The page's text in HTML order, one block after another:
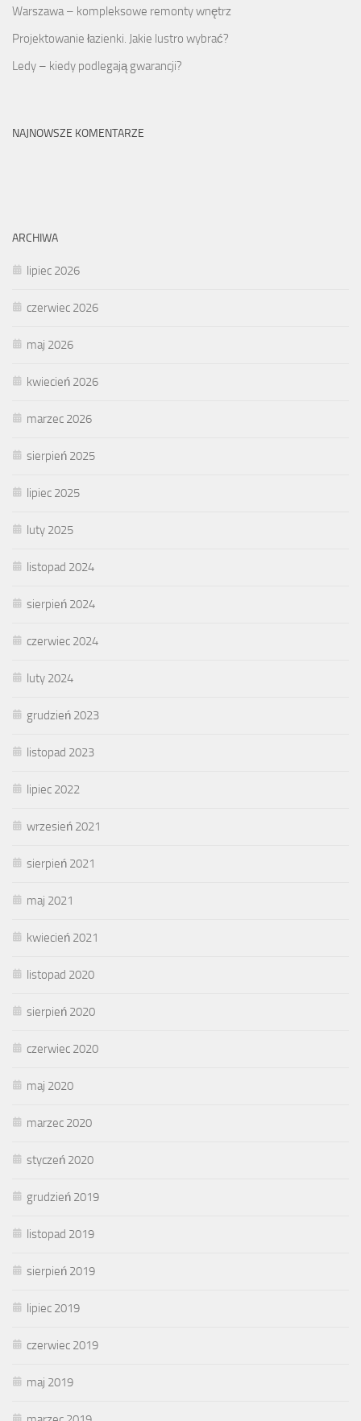
Warszawa – kompleksowe remonty wnętrz
Projektowanie łazienki. Jakie lustro wybrać?
Ledy – kiedy podlegają gwarancji?
NAJNOWSZE KOMENTARZE
ARCHIWA
lipiec 2026
czerwiec 2026
maj 2026
kwiecień 2026
marzec 2026
sierpień 2025
lipiec 2025
luty 2025
listopad 2024
sierpień 2024
czerwiec 2024
luty 2024
grudzień 2023
listopad 2023
lipiec 2022
wrzesień 2021
sierpień 2021
maj 2021
kwiecień 2021
listopad 2020
sierpień 2020
czerwiec 2020
maj 2020
marzec 2020
styczeń 2020
grudzień 2019
listopad 2019
sierpień 2019
lipiec 2019
czerwiec 2019
maj 2019